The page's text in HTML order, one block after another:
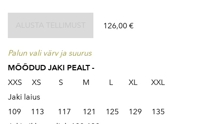
126,00 €
Palun vali värv ja suurus
MÕÕDUD JAKI PEALT -
XXS XS S M L XL XXL
Jaki laius
109 113 117 121 125 129 135